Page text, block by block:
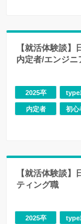
【就活体験談
内定者/エンジニ
2025卒 type
内定者 初心
【就活体験談
ティング職
2025卒 type